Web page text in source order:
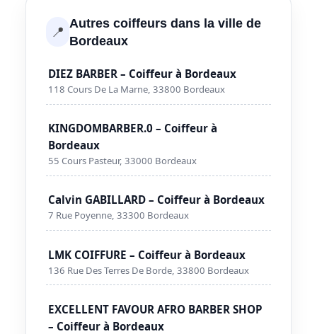
📍 Autres coiffeurs dans la ville de
Bordeaux
DIEZ BARBER – Coiffeur à Bordeaux
118 Cours De La Marne, 33800 Bordeaux
KINGDOMBARBER.0 – Coiffeur à
Bordeaux
55 Cours Pasteur, 33000 Bordeaux
Calvin GABILLARD – Coiffeur à Bordeaux
7 Rue Poyenne, 33300 Bordeaux
LMK COIFFURE – Coiffeur à Bordeaux
136 Rue Des Terres De Borde, 33800 Bordeaux
EXCELLENT FAVOUR AFRO BARBER SHOP
– Coiffeur à Bordeaux